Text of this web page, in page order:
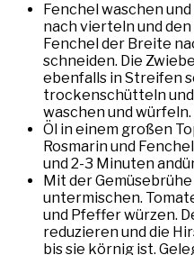
Fenchel waschen
nach vierteln und
Fenchel der Breite
schneiden. Die
ebenfalls in Streifen
trockenschütteln
waschen und würfeln.
Öl in einem großen
Rosmarin und
und 2-3 Minuten
Mit der
untermischen.
und Pfeffer würzen.
reduzieren und die
bis sie körnig ist.